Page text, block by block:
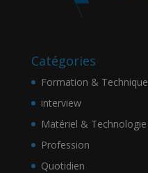
Catégories
Formation & Technique
interview
Matériel & Technologie
Profession
Quotidien